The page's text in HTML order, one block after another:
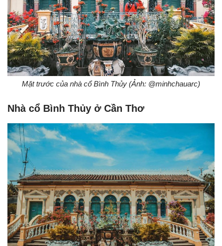
Mặt trước của nhà cổ Bình Thủy (Ảnh: @minhchauarc)
Nhà cổ Bình Thủy ở Cần Thơ